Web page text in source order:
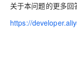
关于本问题的更多回
https://